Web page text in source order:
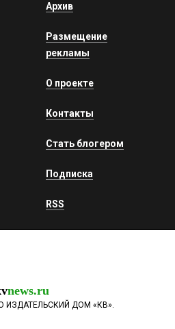
Архив
Размещение
рекламы
О проекте
Контакты
Стать блогером
Подписка
RSS
news.ru
ИЗДАТЕЛЬСКИЙ ДОМ «КВ».